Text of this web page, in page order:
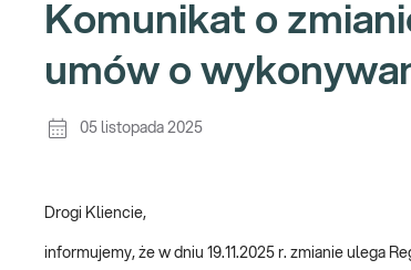
Komunikat o
umów o
05 listopada 2025
Drogi Kliencie,
informujemy, że w dniu 19.11.2025 r. zmianie ulega